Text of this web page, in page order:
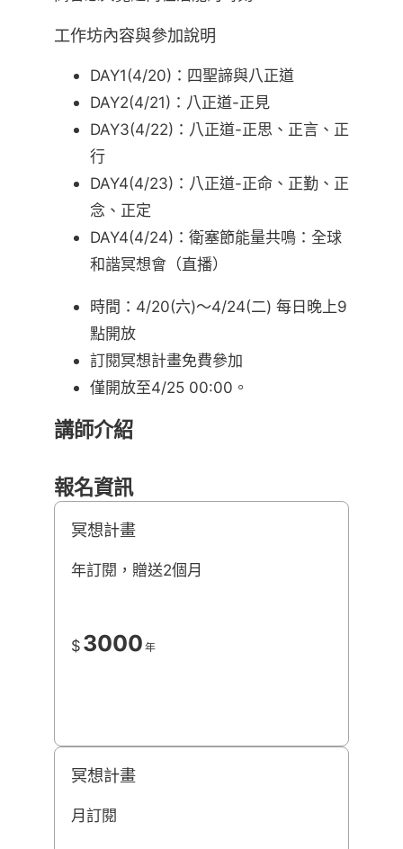
工作坊內容與參加說明
DAY1(4/20)：四聖諦與八正道
DAY2(4/21)：八正道-正見
DAY3(4/22)：八正道-正思、正言、正
行
DAY4(4/23)：八正道-正命、正勤、正
念、正定
DAY4(4/24)：衛塞節能量共鳴：全球
和諧冥想會（直播）
時間：4/20(六)～4/24(二) 每日晚上9
點開放
訂閱冥想計畫免費參加
僅開放至4/25 00:00。
講師介紹
報名資訊
冥想計畫
年訂閱，贈送2個月
$ 3000 年
冥想計畫
月訂閱